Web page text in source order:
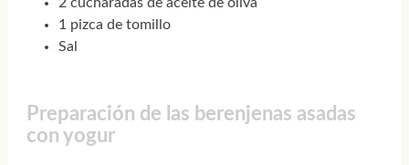
1 pizca de tomillo
Sal
Preparación de las berenjenas asadas
con yogur